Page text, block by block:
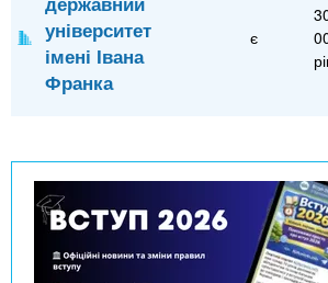
i
n
f
o
и
університет
імені Івана
Франка
є